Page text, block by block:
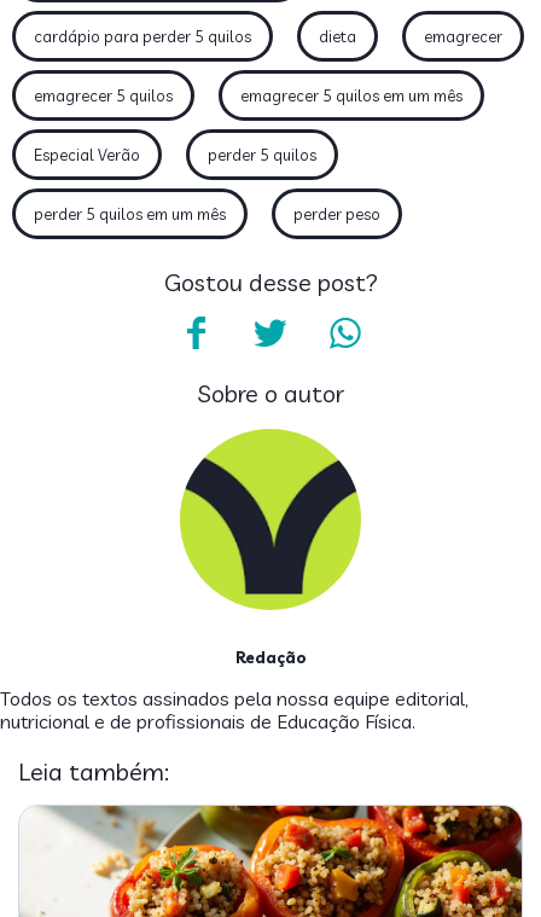
cardápio para perder 5 quilos dieta emagrecer
emagrecer 5 quilos emagrecer 5 quilos em um mês
Especial Verão perder 5 quilos
perder 5 quilos em um mês perder peso
Gostou desse post?
Sobre o autor
Redação
Todos os textos assinados pela nossa equipe editorial,
nutricional e de profissionais de Educação Física.
Leia também: